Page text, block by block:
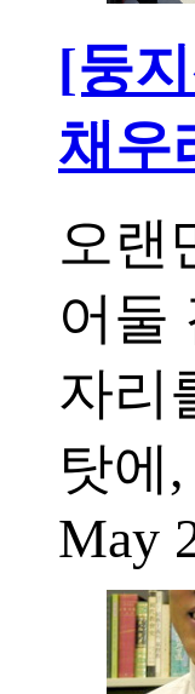
[둥
채우
오랜
어둘
자리
탓에
May